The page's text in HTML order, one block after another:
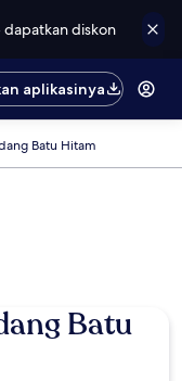
dapatkan diskon
aplikasinya
Batu Hitam
Batu